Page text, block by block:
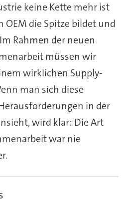
keine Kette mehr ist
OEM die Spitze bildet und
Rahmen der neuen
müssen wir
wirklichen Supply-
man sich diese
in der
wird klar: Die Art
war nie